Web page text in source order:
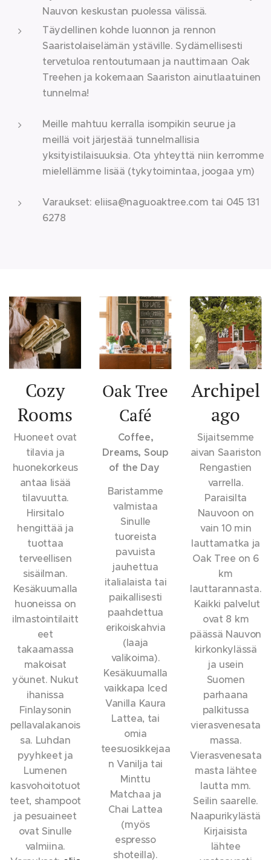
Nauvon keskustan puolessa välissä.
Täydellinen kohde luonnon ja rennon
Saaristolaiselämän ystäville. Sydämellisesti
tervetuloa rentoutumaan ja nauttimaan Oak
Treehen ja kokemaan Saariston ainutlaatuinen
tunnelma!
Meille mahtuu kerralla isompikin seurue ja
meillä voit järjestää tunnelmallisia
yksityistilaisuuksia. Ota yhteyttä niin kerromme
mielellämme lisää (tykytoimintaa, joogaa ym)
Varaukset: eliisa@naguoaktree.com tai 045 131
6278
Cozy
Rooms
Huoneet ovat
tilavia ja
huonekorkeus
antaa lisää
tilavuutta.
Hirsitalo
hengittää ja
tuottaa
terveellisen
sisäilman.
Kesäkuumalla
huoneissa on
ilmastointilaitt
eet
takaamassa
makoisat
yöunet. Nukut
ihanissa
Finlaysonin
pellavalakanois
sa. Luhdan
pyyhkeet ja
Lumenen
kasvohoitotuot
teet, shampoot
ja pesuaineet
ovat Sinulle
valmiina.
Oak Tree
Café
Coffee,
Dreams, Soup
of the Day
Baristamme
valmistaa
Sinulle
tuoreista
pavuista
jauhettua
italialaista tai
paikallisesti
paahdettua
erikoiskahvia
(laaja
valikoima).
Kesäkuumalla
vaikkapa Iced
Vanilla Kaura
Lattea, tai
omia
teesuosikkejaa
n Vanilja tai
Minttu
Matchaa ja
Chai Lattea
(myös
espresso
shoteilla).
Archipel
ago
Sijaitsemme
aivan Saariston
Rengastien
varrella.
Paraisilta
Nauvoon on
vain 10 min
lauttamatka ja
Oak Tree on 6
km
lauttarannasta.
Kaikki palvelut
ovat 8 km
päässä Nauvon
kirkonkylässä
ja usein
Suomen
parhaana
palkitussa
vierasvenesata
massa.
Vierasvenesata
masta lähtee
lautta mm.
Seilin saarelle.
Naapurikylästä
Kirjaisista
lähtee